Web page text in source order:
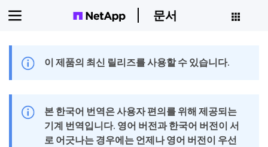
문서
이 제품의 최신 릴리즈를 사용할 수 있습니다.
본 한국어 번역은 사용자 편의를 위해 제공되는
기계 번역입니다. 영어 버전과 한국어 버전이 서
로 어긋나는 경우에는 언제나 영어 버전이 우선